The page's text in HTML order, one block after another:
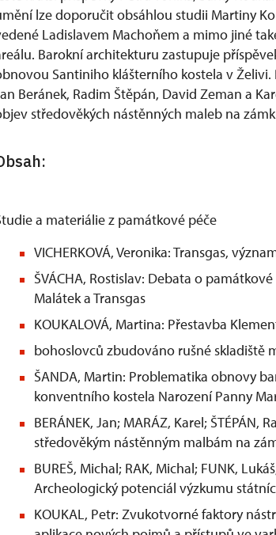
lze doporučit obsáhlou studii Martiny
Ladislavem Machoňem a mimo jiné
Barokní architekturu zastupuje
Santiniho klášterního kostela v Želivi.
Beránek, Radim Štěpán, David Zeman a
středověkých nástěnných maleb na
a materiálie z památkové péče
VICHERKOVÁ, Veronika: Transgas,
ŠVÁCHA, Rostislav: Debata o
Malátek a Transgas
KOUKALOVÁ, Martina: Přestavba
bohoslovců zbudováno rušné skladiště
ŠANDA, Martin: Problematika obnovy
konventního kostela Narození Panny
BERÁNEK, Jan; MARÁZ, Karel;
středověkým nástěnným malbám na
BUREŠ, Michal; RAK, Michal; FUNK,
Archeologický potenciál výzkumu
KOUKAL, Petr: Zvukotvorné faktory